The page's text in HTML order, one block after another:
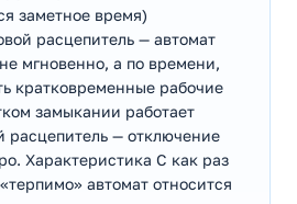
заметное время)
расцепитель — автомат
мгновенно, а по времени,
кратковременные рабочие
замыкании работает
расцепитель — отключение
Характеристика C как раз
автомат относится